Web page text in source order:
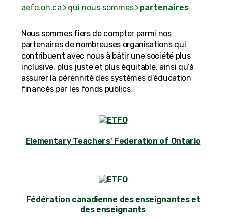
aefo.on.ca qui nous sommes partenaires
Nous sommes fiers de compter parmi nos
partenaires de nombreuses organisations qui
contribuent avec nous à bâtir une société plus
inclusive, plus juste et plus équitable, ainsi qu’à
assurer la pérennité des systèmes d’éducation
financés par les fonds publics.
Elementary Teachers’ Federation of Ontario
Fédération canadienne des enseignantes et
des enseignants